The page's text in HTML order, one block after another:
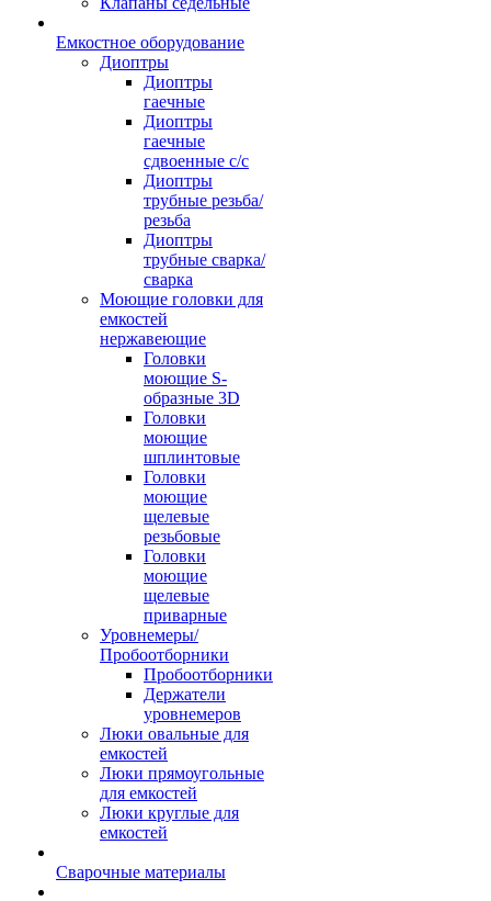
Емкостное оборудование
Диоптры
Диоптры
гаечные
Диоптры
гаечные
сдвоенные c/c
Диоптры
трубные резьба/
резьба
Диоптры
трубные сварка/
сварка
Моющие головки для
емкостей
нержавеющие
Головки
моющие S-
образные 3D
Головки
моющие
шплинтовые
Головки
моющие
щелевые
резьбовые
Головки
моющие
щелевые
приварные
Уровнемеры/
Пробоотборники
Пробоотборники
Держатели
уровнемеров
Люки овальные для
емкостей
Люки прямоугольные
для емкостей
Люки круглые для
емкостей
Сварочные материалы